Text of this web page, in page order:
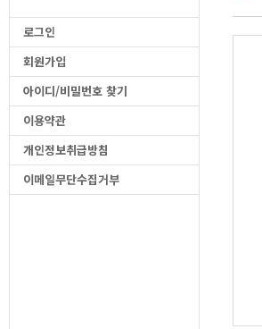
로그인
회원가입
아이디/비밀번호 찾기
이용약관
개인정보취급방침
이메일무단수집거부